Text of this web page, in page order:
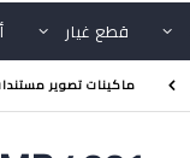
قطع غيار
ماكينات تصوير